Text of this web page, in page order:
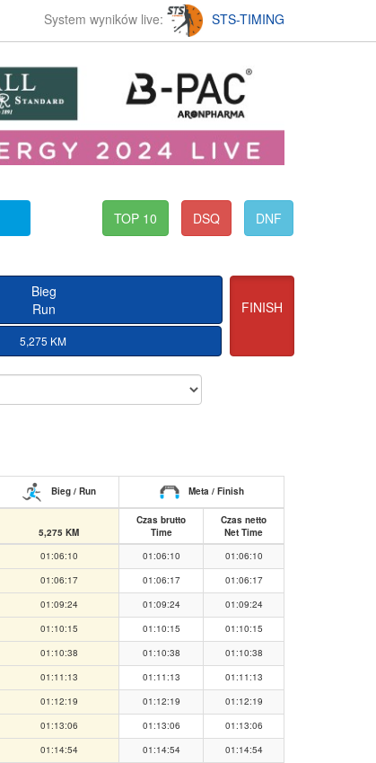
System wyników live: STS-TIMING
TOP 10 DSQ DNF
Bieg
Run
5,275 KM
FINISH
Bieg / Run Meta / Finish
5,275 KM
Czas brutto
Time
Czas netto
Net Time
01:06:10 01:06:10
01:06:10
01:06:17 01:06:17
01:06:17
01:09:24 01:09:24
01:09:24
01:10:15 01:10:15
01:10:15
01:10:38 01:10:38
01:10:38
01:11:13 01:11:13
01:11:13
01:12:19 01:12:19
01:12:19
01:13:06 01:13:06
01:13:06
01:14:54 01:14:54
01:14:54